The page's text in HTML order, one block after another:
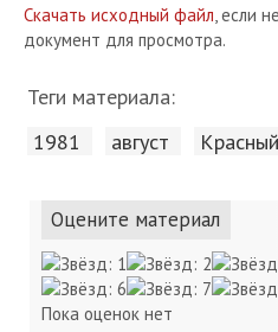
Скачать исходный файл, если
документ для просмотра.
Теги материала:
1981 август
Оцените материал
Пока оценок нет